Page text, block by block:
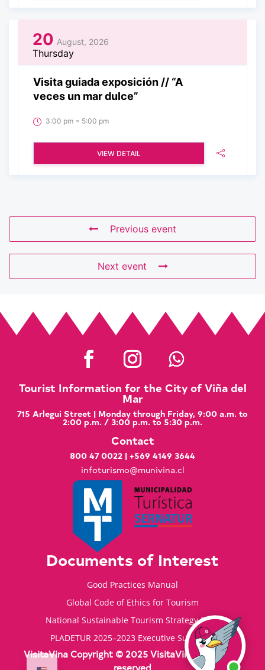
20 August, 2026
Thursday
Visita guiada exposición // “A
veces un mar dulce”
3:00 pm - 5:00 pm
VIEW DETAIL
Previous event
Next event
Tourist Information for the City of Viña del
Mar
715 Arlegui Street | Monday through Friday, 9:00 a.m. to
2:00 p.m. / 3:00 p.m. to 5:30 p.m.
Contact
800 47 0022 | +569 4149 3644
infoturismo@munivina.cl
Documents of Interest
Good Practices Manual
Global Code of Ethics for Tourism
National Sustainable Tourism Strategy 2035
PLADETUR 2025–2023 Executive Summary
VisitaVina Copyright © 2025 VisitaVina - All rights
reserved